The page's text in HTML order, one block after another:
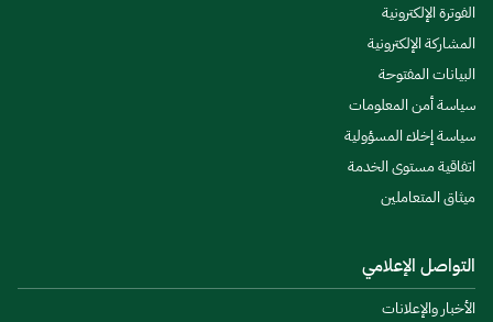
الفوترة الإلكترونية
المشاركة الإلكترونية
البيانات المفتوحة
سياسة أمن المعلومات
سياسة إخلاء المسؤولية
اتفاقية مستوى الخدمة
ميثاق المتعاملين
التواصل الإعلامي
الأخبار والإعلانات